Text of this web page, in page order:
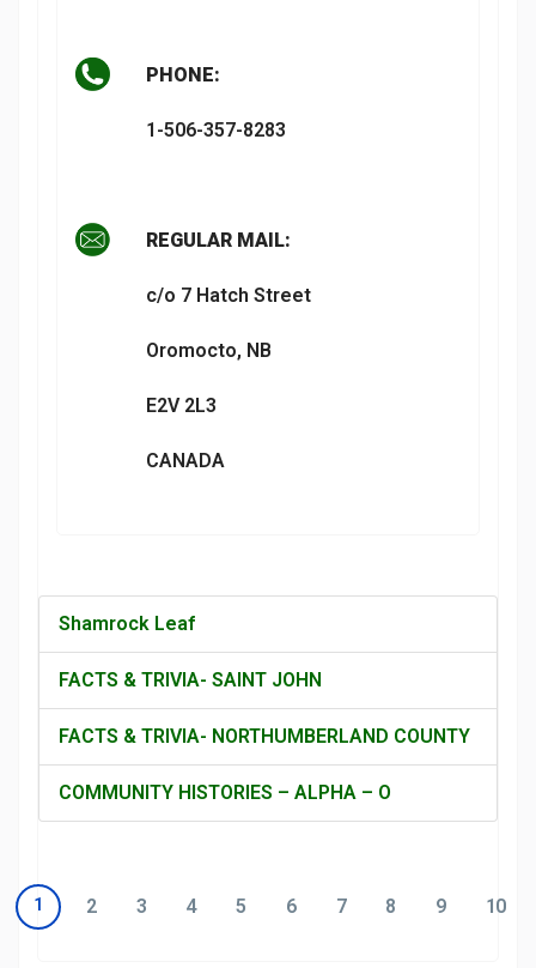
PHONE:
1-506-357-8283
REGULAR MAIL:
c/o 7 Hatch Street
Oromocto, NB
E2V 2L3
CANADA
Shamrock Leaf
FACTS & TRIVIA- SAINT JOHN
FACTS & TRIVIA- NORTHUMBERLAND COUNTY
COMMUNITY HISTORIES – ALPHA – O
1 2 3 4 5 6 7 8 9 10